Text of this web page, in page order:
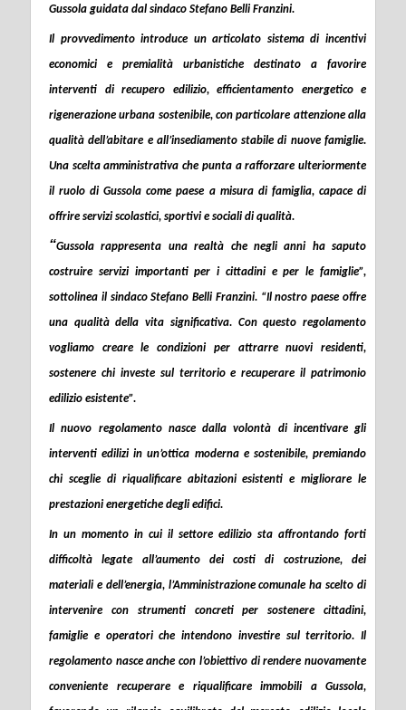
Gussola guidata dal sindaco Stefano Belli Franzini.
Il provvedimento introduce un articolato sistema di incentivi
economici e premialità urbanistiche destinato a favorire
interventi di recupero edilizio, efficientamento energetico e
rigenerazione urbana sostenibile, con particolare attenzione alla
qualità dell’abitare e all’insediamento stabile di nuove famiglie.
Una scelta amministrativa che punta a rafforzare ulteriormente
il ruolo di Gussola come paese a misura di famiglia, capace di
offrire servizi scolastici, sportivi e sociali di qualità.
“Gussola rappresenta una realtà che negli anni ha saputo
costruire servizi importanti per i cittadini e per le famiglie”,
sottolinea il sindaco Stefano Belli Franzini. “Il nostro paese offre
una qualità della vita significativa. Con questo regolamento
vogliamo creare le condizioni per attrarre nuovi residenti,
sostenere chi investe sul territorio e recuperare il patrimonio
edilizio esistente”.
Il nuovo regolamento nasce dalla volontà di incentivare gli
interventi edilizi in un’ottica moderna e sostenibile, premiando
chi sceglie di riqualificare abitazioni esistenti e migliorare le
prestazioni energetiche degli edifici.
In un momento in cui il settore edilizio sta affrontando forti
difficoltà legate all’aumento dei costi di costruzione, dei
materiali e dell’energia, l’Amministrazione comunale ha scelto di
intervenire con strumenti concreti per sostenere cittadini,
famiglie e operatori che intendono investire sul territorio. Il
regolamento nasce anche con l’obiettivo di rendere nuovamente
conveniente recuperare e riqualificare immobili a Gussola,